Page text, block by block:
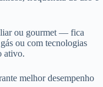
ou gourmet — fica
ou com tecnologias
ativo.
melhor desempenho